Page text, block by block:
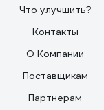
Что улучшить?
Контакты
О Компании
Поставщикам
Партнерам